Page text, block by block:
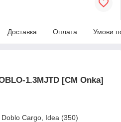
Доставка Оплата Умови
1.3MJTD [CM Onka]
Doblo Cargo, Idea (350)